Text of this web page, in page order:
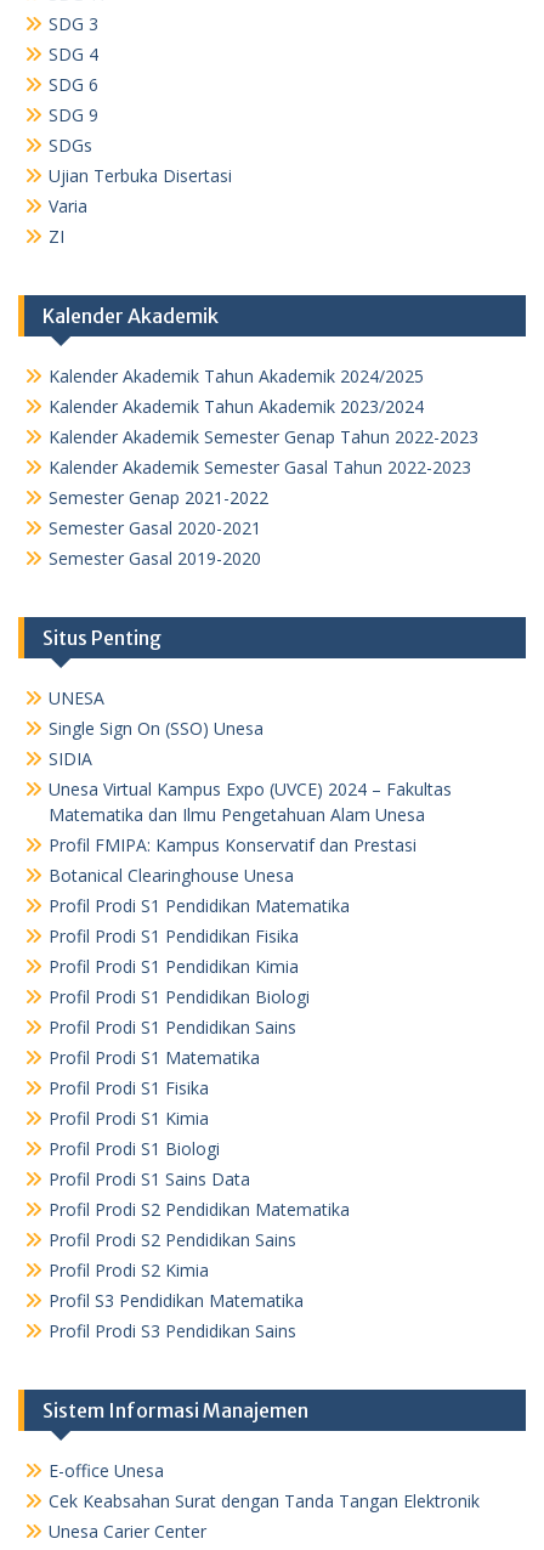
SDG 3
SDG 4
SDG 6
SDG 9
SDGs
Ujian Terbuka Disertasi
Varia
ZI
Kalender Akademik
Kalender Akademik Tahun Akademik 2024/2025
Kalender Akademik Tahun Akademik 2023/2024
Kalender Akademik Semester Genap Tahun 2022-2023
Kalender Akademik Semester Gasal Tahun 2022-2023
Semester Genap 2021-2022
Semester Gasal 2020-2021
Semester Gasal 2019-2020
Situs Penting
UNESA
Single Sign On (SSO) Unesa
SIDIA
Unesa Virtual Kampus Expo (UVCE) 2024 – Fakultas
Matematika dan Ilmu Pengetahuan Alam Unesa
Profil FMIPA: Kampus Konservatif dan Prestasi
Botanical Clearinghouse Unesa
Profil Prodi S1 Pendidikan Matematika
Profil Prodi S1 Pendidikan Fisika
Profil Prodi S1 Pendidikan Kimia
Profil Prodi S1 Pendidikan Biologi
Profil Prodi S1 Pendidikan Sains
Profil Prodi S1 Matematika
Profil Prodi S1 Fisika
Profil Prodi S1 Kimia
Profil Prodi S1 Biologi
Profil Prodi S1 Sains Data
Profil Prodi S2 Pendidikan Matematika
Profil Prodi S2 Pendidikan Sains
Profil Prodi S2 Kimia
Profil S3 Pendidikan Matematika
Profil Prodi S3 Pendidikan Sains
Sistem Informasi Manajemen
E-office Unesa
Cek Keabsahan Surat dengan Tanda Tangan Elektronik
Unesa Carier Center